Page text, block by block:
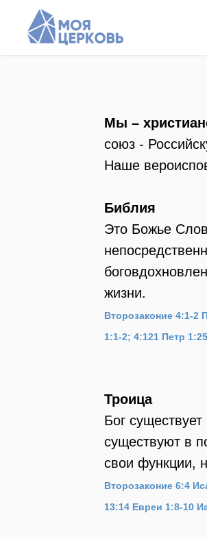
Мы –
союз -
Наше
Библия
Это Божье
жизни.
Второзаконие 4:1-2
1:1-2; 4:121 Петр 1:25
Троица
Бог
существуют в
свои функции,
Второзаконие 6:4
13:14 Евреи 1:8-10